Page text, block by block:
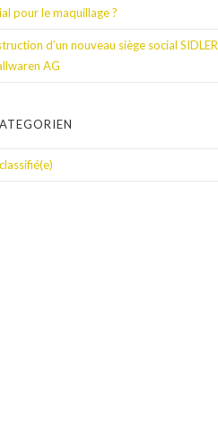
pour le maquillage ?
d’un nouveau siège social SIDLER
AG